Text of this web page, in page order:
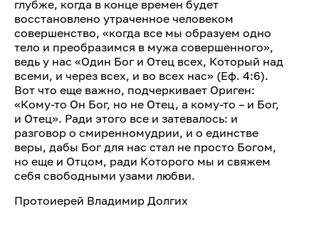
глубже, когда в конце времен будет
восстановлено утраченное человеком
совершенство, «когда все мы образуем одно
тело и преобразимся в мужа совершенного»,
ведь у нас «Один Бог и Отец всех, Который над
всеми, и через всех, и во всех нас» (Еф. 4:6).
Вот что еще важно, подчеркивает Ориген:
«Кому-то Он Бог, но не Отец, а кому-то – и Бог,
и Отец». Ради этого все и затевалось: и
разговор о смиренномудрии, и о единстве
веры, дабы Бог для нас стал не просто Богом,
но еще и Отцом, ради Которого мы и свяжем
себя свободными узами любви.
Протоиерей Владимир Долгих